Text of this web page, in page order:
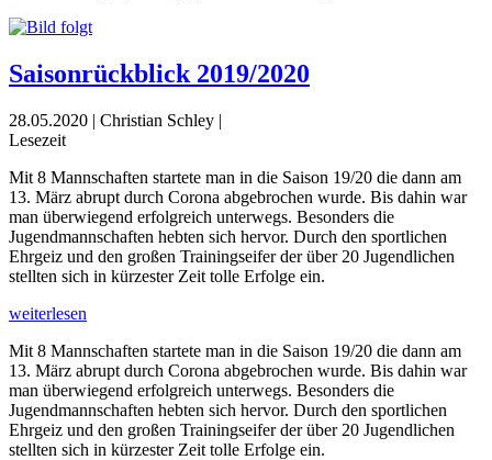
Saisonrückblick 2019/2020
28.05.2020 | Christian Schley |
Lesezeit
Mit 8 Mannschaften startete man in die Saison 19/20 die dann am
13. März abrupt durch Corona abgebrochen wurde. Bis dahin war
man überwiegend erfolgreich unterwegs. Besonders die
Jugendmannschaften hebten sich hervor. Durch den sportlichen
Ehrgeiz und den großen Trainingseifer der über 20 Jugendlichen
stellten sich in kürzester Zeit tolle Erfolge ein.
weiterlesen
Mit 8 Mannschaften startete man in die Saison 19/20 die dann am
13. März abrupt durch Corona abgebrochen wurde. Bis dahin war
man überwiegend erfolgreich unterwegs. Besonders die
Jugendmannschaften hebten sich hervor. Durch den sportlichen
Ehrgeiz und den großen Trainingseifer der über 20 Jugendlichen
stellten sich in kürzester Zeit tolle Erfolge ein.